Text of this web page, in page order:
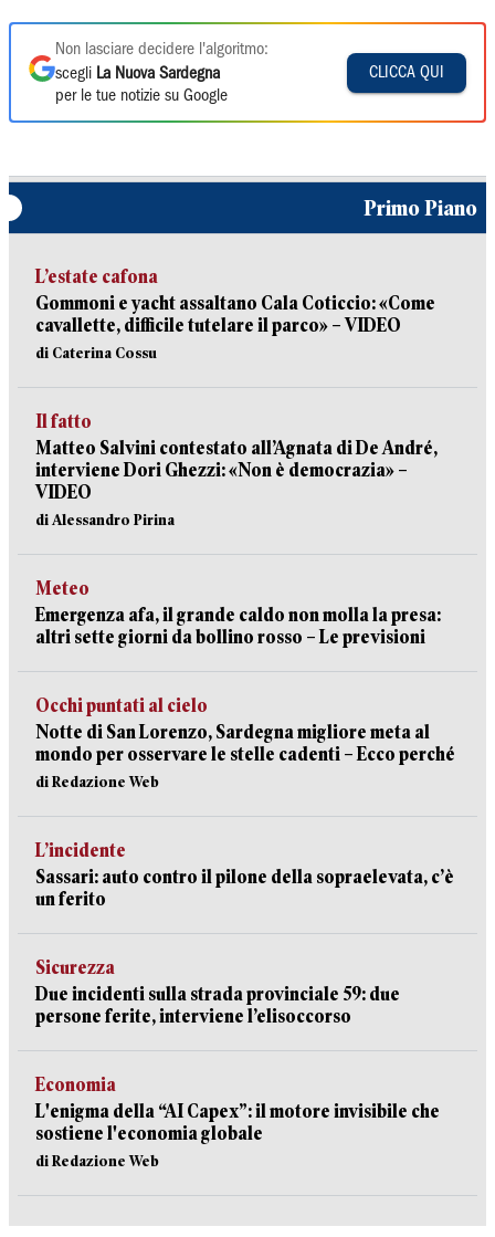
Non lasciare decidere l'algoritmo:
scegli La Nuova Sardegna
per le tue notizie su Google
CLICCA QUI
Primo Piano
L’estate cafona
Gommoni e yacht assaltano Cala Coticcio: «Come
cavallette, difficile tutelare il parco» – VIDEO
di Caterina Cossu
Il fatto
Matteo Salvini contestato all’Agnata di De André,
interviene Dori Ghezzi: «Non è democrazia» –
VIDEO
di Alessandro Pirina
Meteo
Emergenza afa, il grande caldo non molla la presa:
altri sette giorni da bollino rosso – Le previsioni
Occhi puntati al cielo
Notte di San Lorenzo, Sardegna migliore meta al
mondo per osservare le stelle cadenti – Ecco perché
di Redazione Web
L’incidente
Sassari: auto contro il pilone della sopraelevata, c’è
un ferito
Sicurezza
Due incidenti sulla strada provinciale 59: due
persone ferite, interviene l’elisoccorso
Economia
L'enigma della “AI Capex”: il motore invisibile che
sostiene l'economia globale
di Redazione Web